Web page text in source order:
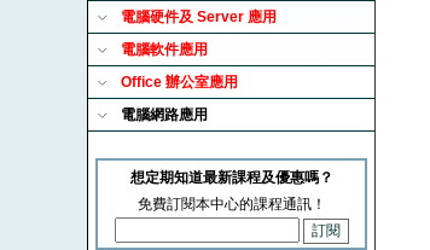
電腦硬件及 Server 應用
電腦軟件應用
Office 辦公室應用
電腦網路應用
想定期知道最新課程及優惠嗎？
免費訂閱本中心的課程通訊！